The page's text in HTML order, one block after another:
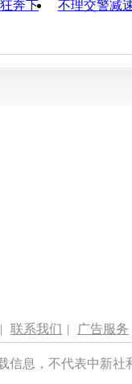
奔下
不理交警减
| 联系我们 | 广告服务
信息，不代表中新